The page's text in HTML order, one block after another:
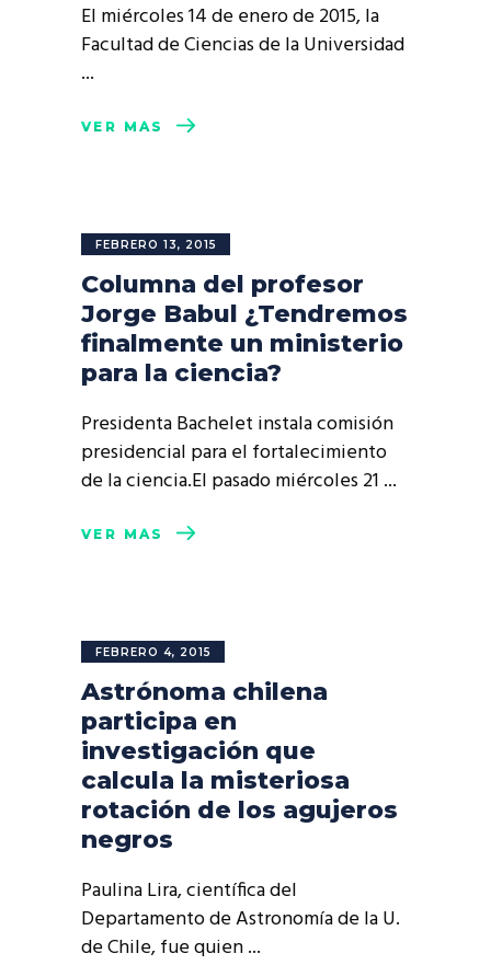
El miércoles 14 de enero de 2015, la
Facultad de Ciencias de la Universidad
VER MÁS
FEBRERO 13, 2015
Columna del profesor
Jorge Babul ¿Tendremos
finalmente un ministerio
para la ciencia?
Presidenta Bachelet instala comisión
presidencial para el fortalecimiento
de la ciencia.El pasado miércoles 21
VER MÁS
FEBRERO 4, 2015
Astrónoma chilena
participa en
investigación que
calcula la misteriosa
rotación de los agujeros
negros
Paulina Lira, científica del
Departamento de Astronomía de la U.
de Chile, fue quien